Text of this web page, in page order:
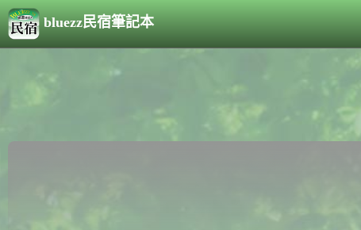
bluezz民宿筆記本